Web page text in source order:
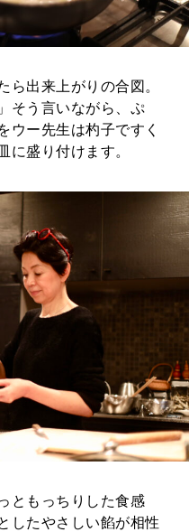
ら出来上がりの合図。
そう言いながら、ぷ
ウー先生は杓子ですく
に盛り付けます。
ともっちりした食感
したやさしい餡が相性